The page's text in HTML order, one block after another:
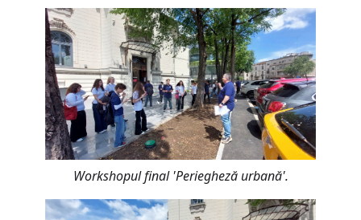
Workshopul final 'Periegheză urbană'.